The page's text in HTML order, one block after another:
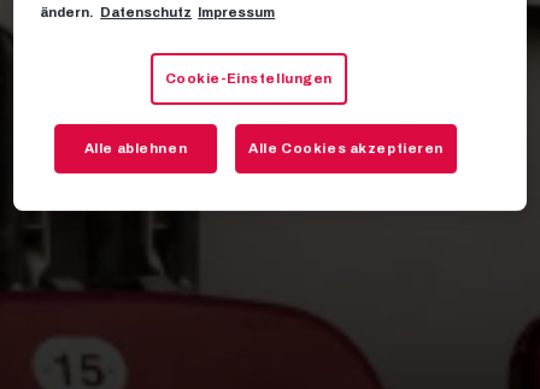
ändern. Datenschutz Impressum
Cookie-Einstellungen
Alle ablehnen Alle Cookies akzeptieren